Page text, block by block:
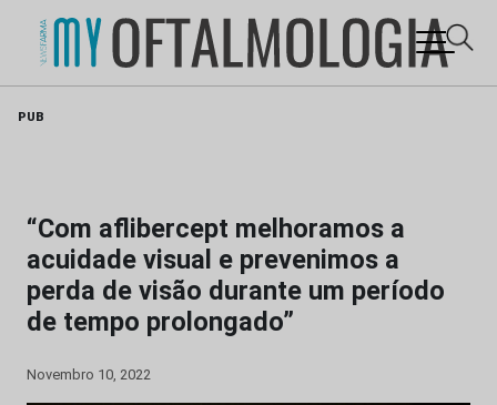
PUB
“Com aflibercept melhoramos a
acuidade visual e prevenimos a
perda de visão durante um período
de tempo prolongado”
Novembro 10, 2022